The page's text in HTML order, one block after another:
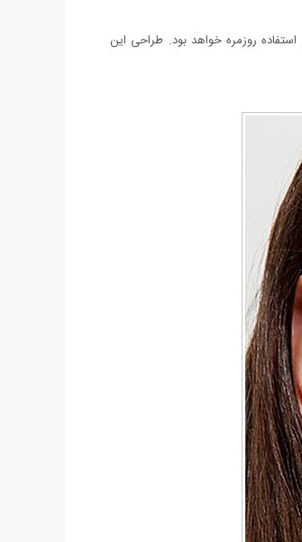
استفاده روزمرهخواهد بود. طراحی این